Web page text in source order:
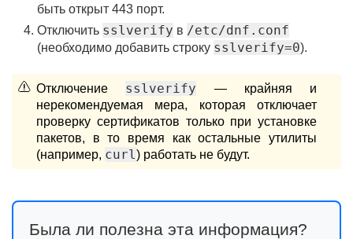
быть открыт 443 порт.
Отключить sslverify в /etc/dnf.conf
(необходимо добавить строку sslverify=0).
Отключение sslverify — крайняя и
нерекомендуемая мера, которая отключает
проверку сертификатов только при установке
пакетов, в то время как остальные утилиты
(например, curl) работать не будут.
Была ли полезна эта информация?